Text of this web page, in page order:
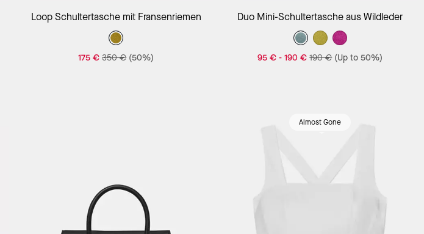
Loop Schultertasche mit Fransenriemen
175 € 350 € (50%)
Duo Mini-Schultertasche aus Wildleder
95 € -190 € 190 € (Up to 50%)
Almost Gone